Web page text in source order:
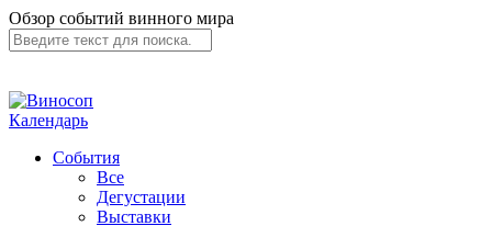
Обзор событий винного мира
Календарь
События
Все
Дегустации
Выставки